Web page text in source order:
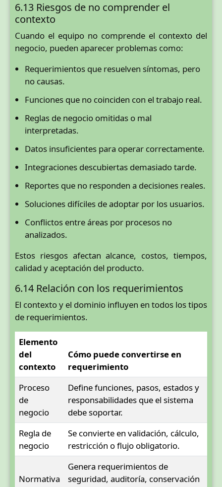
6.13 Riesgos de no comprender el
contexto
Cuando el equipo no comprende el contexto del
negocio, pueden aparecer problemas como:
Requerimientos que resuelven síntomas, pero
no causas.
Funciones que no coinciden con el trabajo real.
Reglas de negocio omitidas o mal
interpretadas.
Datos insuficientes para operar correctamente.
Integraciones descubiertas demasiado tarde.
Reportes que no responden a decisiones reales.
Soluciones difíciles de adoptar por los usuarios.
Conflictos entre áreas por procesos no
analizados.
Estos riesgos afectan alcance, costos, tiempos,
calidad y aceptación del producto.
6.14 Relación con los requerimientos
El contexto y el dominio influyen en todos los tipos
de requerimientos.
Elemento
del
contexto
Cómo puede convertirse en
requerimiento
Proceso
de
negocio
Define funciones, pasos, estados y
responsabilidades que el sistema
debe soportar.
Regla de
negocio
Se convierte en validación, cálculo,
restricción o flujo obligatorio.
Normativa
Genera requerimientos de
seguridad, auditoría, conservación